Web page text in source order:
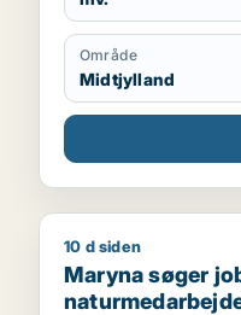
Område
Midtjylland
Maryna søger job
10 d siden
Maryna søger